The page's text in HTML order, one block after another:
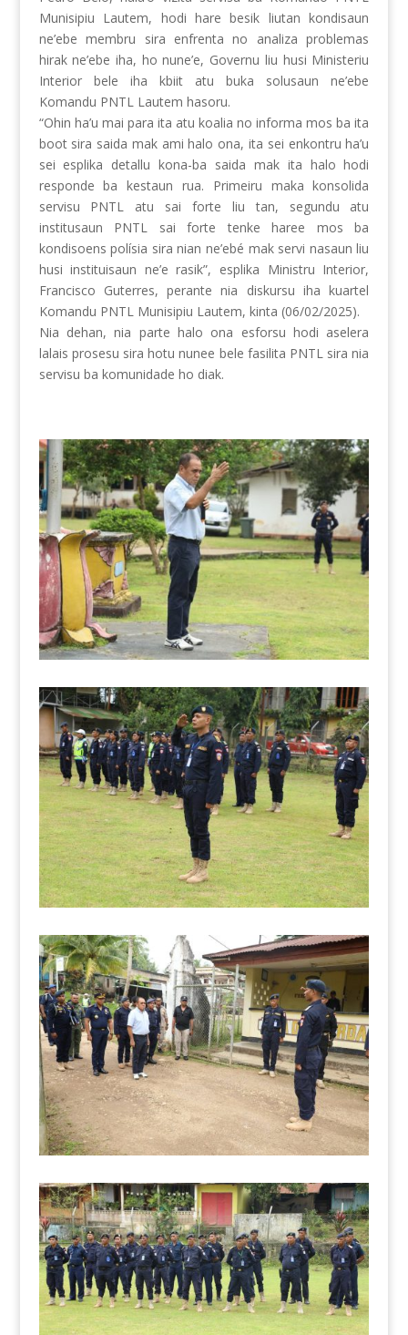
Munisipiu Lautem, hodi hare besik liutan kondisaun
ne’ebe membru sira enfrenta no analiza problemas
hirak ne’ebe iha, ho nune’e, Governu liu husi Ministeriu
Interior bele iha kbiit atu buka solusaun ne’ebe
Komandu PNTL Lautem hasoru.
“Ohin ha’u mai para ita atu koalia no informa mos ba ita
boot sira saida mak ami halo ona, ita sei enkontru ha’u
sei esplika detallu kona-ba saida mak ita halo hodi
responde ba kestaun rua. Primeiru maka konsolida
servisu PNTL atu sai forte liu tan, segundu atu
institusaun PNTL sai forte tenke haree mos ba
kondisoens polísia sira nian ne’ebé mak servi nasaun liu
husi instituisaun ne’e rasik”, esplika Ministru Interior,
Francisco Guterres, perante nia diskursu iha kuartel
Komandu PNTL Munisipiu Lautem, kinta (06/02/2025).
Nia dehan, nia parte halo ona esforsu hodi aselera
lalais prosesu sira hotu nunee bele fasilita PNTL sira nia
servisu ba komunidade ho diak.